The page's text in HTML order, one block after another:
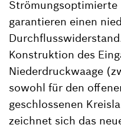
Strömungsoptimierte
garantieren einen
Konstruktion des
Niederdruckwaage
sowohl für den
geschlossenen
zeichnet sich das